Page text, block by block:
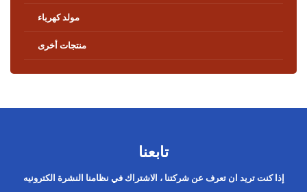
مولد كهرباء
منتجات أخرى
تابعنا
إذا كنت تريد ان تعرف عن شركتنا ، الاشتراك في نظامنا النشرة الكترونيه